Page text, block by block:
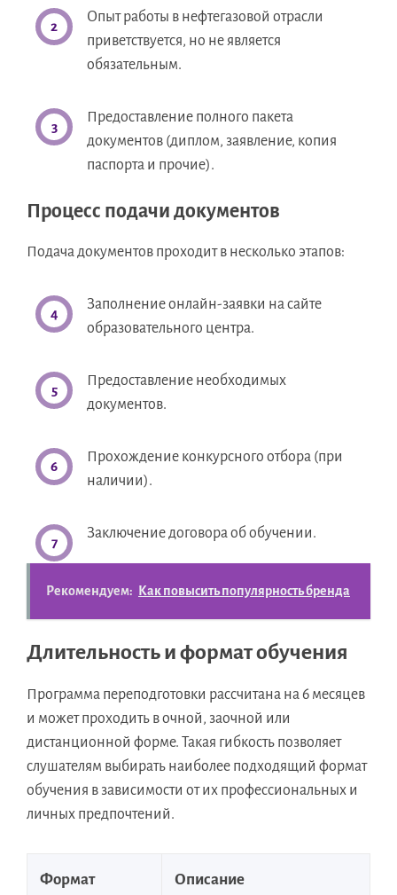
Опыт работы в нефтегазовой отрасли
приветствуется, но не является
обязательным.
Предоставление полного пакета
документов (диплом, заявление, копия
паспорта и прочие).
Процесс подачи документов
Подача документов проходит в несколько этапов:
Заполнение онлайн-заявки на сайте
образовательного центра.
Предоставление необходимых
документов.
Прохождение конкурсного отбора (при
наличии).
Заключение договора об обучении.
Рекомендуем: Как повысить популярность бренда
Длительность и формат обучения
Программа переподготовки рассчитана на 6 месяцев
и может проходить в очной, заочной или
дистанционной форме. Такая гибкость позволяет
слушателям выбирать наиболее подходящий формат
обучения в зависимости от их профессиональных и
личных предпочтений.
Формат
Описание